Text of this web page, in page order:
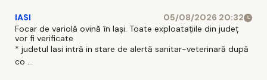
IASI
05/08/2026 20:32
Focar de variolă ovină în Iași. Toate exploatațiile din județ
vor fi verificate
* judetul Iasi intră in stare de alertă sanitar-veterinară după
co ...